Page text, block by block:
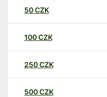
50CZK
100CZK
250CZK
500CZK